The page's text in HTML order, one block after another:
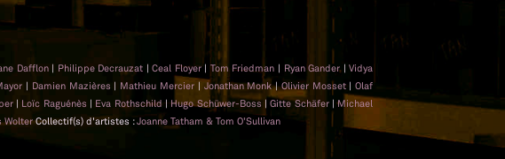
Dafflon | Philippe Decrauzat |Ceal Floyer | Tom Friedman | Ryan Gander |Vidya
| Damien Mazières | Mathieu Mercier | Jonathan Monk|Olivier Mosset |Olaf
| Loïc Raguénès | Eva Rothschild | Hugo Schüwer-Boss |Gitte Schäfer |Michael
WolterCollectif(s) d'artistes :Joanne Tatham & Tom O’Sullivan